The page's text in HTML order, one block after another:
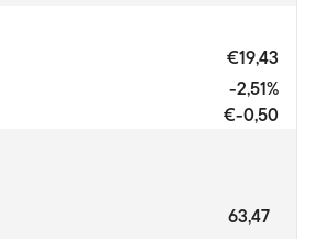
€19,43
-2,51%
€-0,50
63,47